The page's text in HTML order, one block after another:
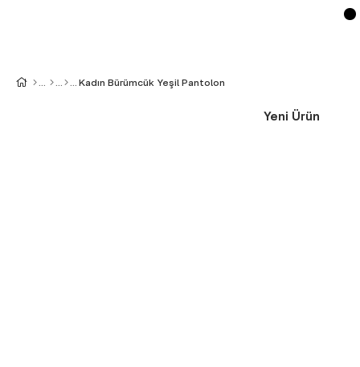
Kadın Bürümcük Yeşil Pantolon
Yeni Ürün